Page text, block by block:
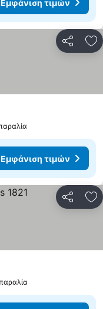
Εμφάνιση τιμών
Εμφάνιση τιμών